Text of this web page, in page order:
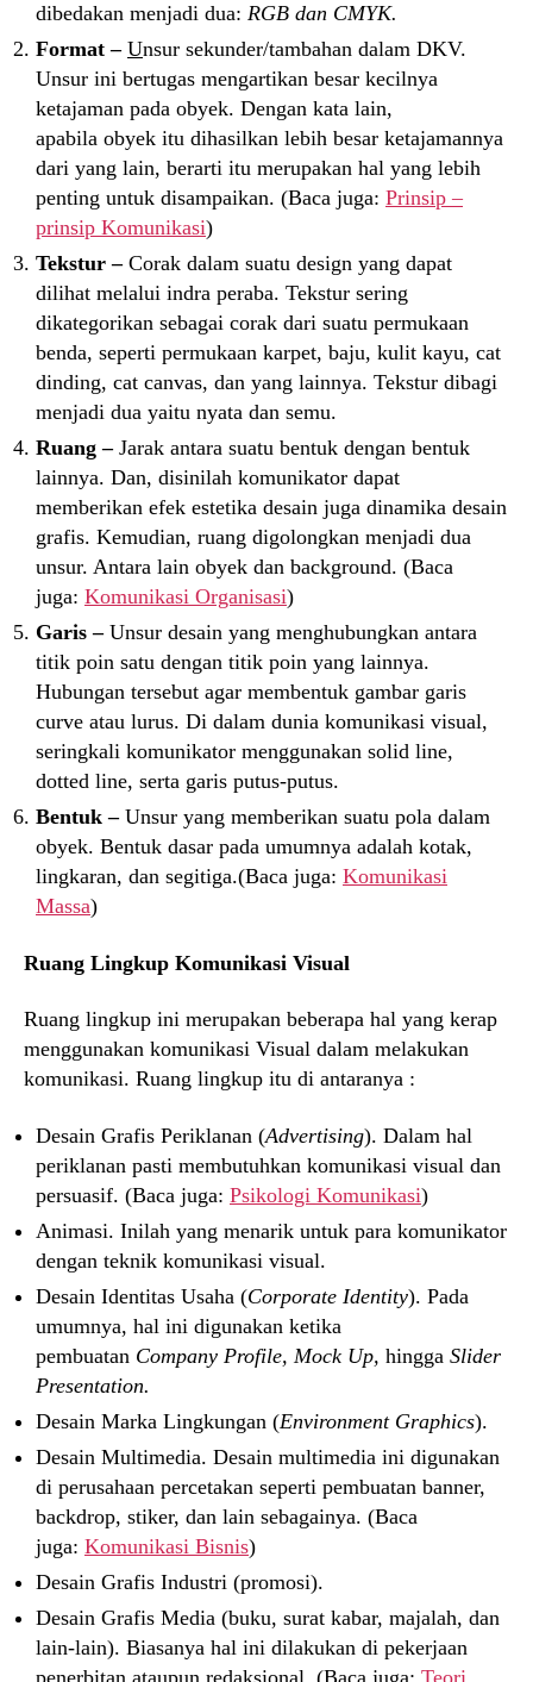
dibedakan menjadi dua: RGB dan CMYK.
Format – Unsur sekunder/tambahan dalam DKV.
Unsur ini bertugas mengartikan besar kecilnya
ketajaman pada obyek. Dengan kata lain,
apabila obyek itu dihasilkan lebih besar ketajamannya
dari yang lain, berarti itu merupakan hal yang lebih
penting untuk disampaikan. (Baca juga: Prinsip –
prinsip Komunikasi)
Tekstur – Corak dalam suatu design yang dapat
dilihat melalui indra peraba. Tekstur sering
dikategorikan sebagai corak dari suatu permukaan
benda, seperti permukaan karpet, baju, kulit kayu, cat
dinding, cat canvas, dan yang lainnya. Tekstur dibagi
menjadi dua yaitu nyata dan semu.
Ruang – Jarak antara suatu bentuk dengan bentuk
lainnya. Dan, disinilah komunikator dapat
memberikan efek estetika desain juga dinamika desain
grafis. Kemudian, ruang digolongkan menjadi dua
unsur. Antara lain obyek dan background. (Baca
juga: Komunikasi Organisasi)
Garis – Unsur desain yang menghubungkan antara
titik poin satu dengan titik poin yang lainnya.
Hubungan tersebut agar membentuk gambar garis
curve atau lurus. Di dalam dunia komunikasi visual,
seringkali komunikator menggunakan solid line,
dotted line, serta garis putus-putus.
Bentuk – Unsur yang memberikan suatu pola dalam
obyek. Bentuk dasar pada umumnya adalah kotak,
lingkaran, dan segitiga.(Baca juga: Komunikasi
Massa)
Ruang Lingkup Komunikasi Visual
Ruang lingkup ini merupakan beberapa hal yang kerap
menggunakan komunikasi Visual dalam melakukan
komunikasi. Ruang lingkup itu di antaranya :
Desain Grafis Periklanan (Advertising). Dalam hal
periklanan pasti membutuhkan komunikasi visual dan
persuasif. (Baca juga: Psikologi Komunikasi)
Animasi. Inilah yang menarik untuk para komunikator
dengan teknik komunikasi visual.
Desain Identitas Usaha (Corporate Identity). Pada
umumnya, hal ini digunakan ketika
pembuatan Company Profile, Mock Up, hingga Slider
Presentation.
Desain Marka Lingkungan (Environment Graphics).
Desain Multimedia. Desain multimedia ini digunakan
di perusahaan percetakan seperti pembuatan banner,
backdrop, stiker, dan lain sebagainya. (Baca
juga: Komunikasi Bisnis)
Desain Grafis Industri (promosi).
Desain Grafis Media (buku, surat kabar, majalah, dan
lain-lain). Biasanya hal ini dilakukan di pekerjaan
penerbitan ataupun redaksional. (Baca juga: Teori